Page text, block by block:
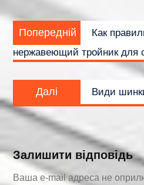
записів
Попередній
запис:
Как
нержавеющий тройник для
Далі
запис:
Види
Залишити відповідь
Ваша e-mail адреса не